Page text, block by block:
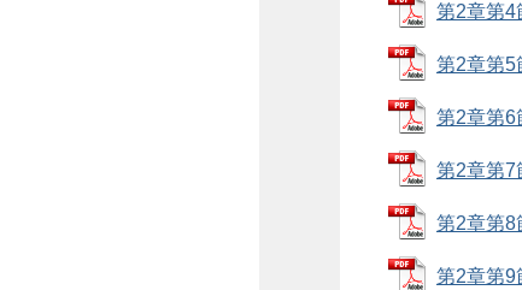
第2章第4
第2章第5
第2章第6
第2章第7
第2章第8
第2章第9